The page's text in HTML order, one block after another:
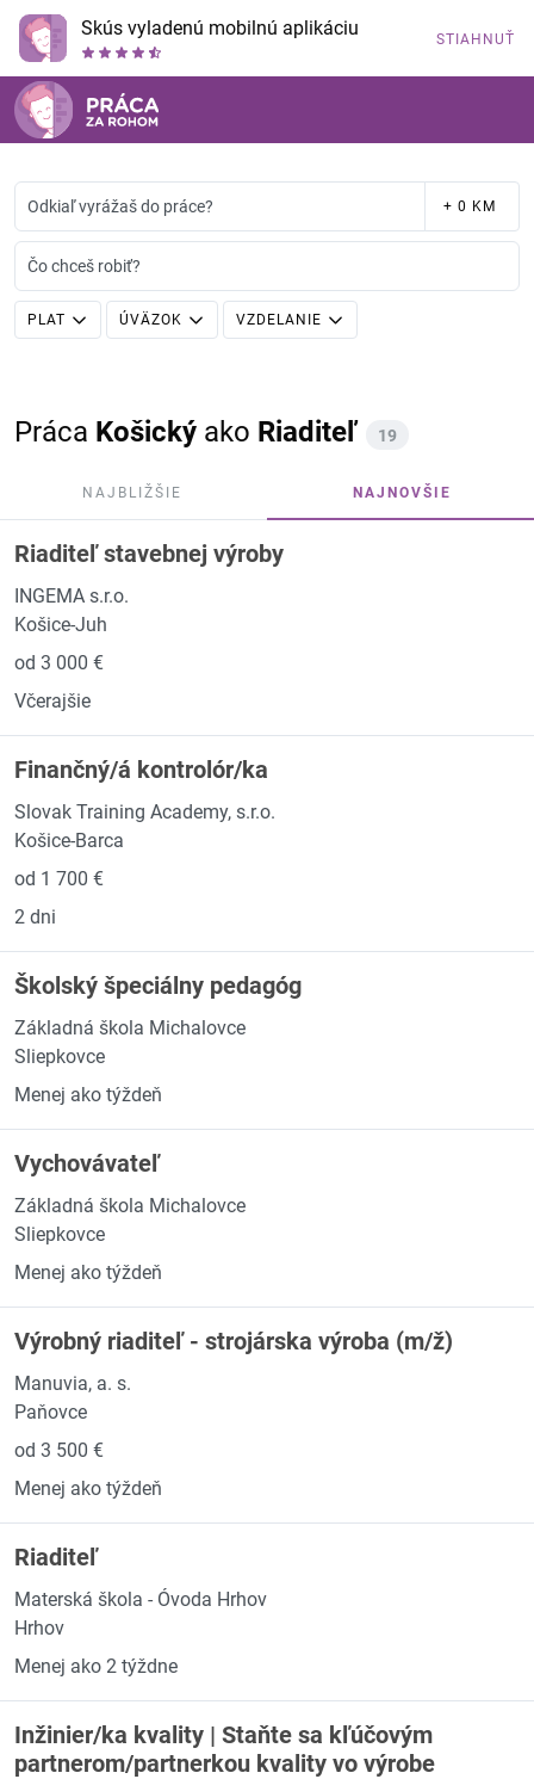
Skús vyladenú mobilnú aplikáciu STIAHNUŤ
Odkiaľ vyrážaš do práce? + 0 KM
Čo chceš robiť?
PLAT ÚVÄZOK VZDELANIE
Práca Košický ako Riaditeľ 19
NAJBLIŽŠIE NAJNOVŠIE
Riaditeľ stavebnej výroby
INGEMA s.r.o.
Košice-Juh
od 3 000 €
Včerajšie
Finančný/á kontrolór/ka
Slovak Training Academy, s.r.o.
Košice-Barca
od 1 700 €
2 dni
Školský špeciálny pedagóg
Základná škola Michalovce
Sliepkovce
Menej ako týždeň
Vychovávateľ
Základná škola Michalovce
Sliepkovce
Menej ako týždeň
Výrobný riaditeľ - strojárska výroba (m/ž)
Manuvia, a. s.
Paňovce
od 3 500 €
Menej ako týždeň
Riaditeľ
Materská škola - Óvoda Hrhov
Hrhov
Menej ako 2 týždne
Inžinier/ka kvality | Staňte sa kľúčovým
partnerom/partnerkou kvality vo výrobe